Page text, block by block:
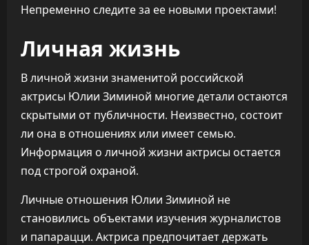
Непременно следите за ее новыми проектами!
Личная жизнь
В личной жизни знаменитой российской
актрисы Юлии Зиминой многие детали остаются
скрытыми от публичности. Неизвестно, состоит
ли она в отношениях или имеет семью.
Информация о личной жизни актрисы остается
под строгой охраной.
Личные отношения Юлии Зиминой не
становились объектами изучения журналистов
и папарацци. Актриса предпочитает держать